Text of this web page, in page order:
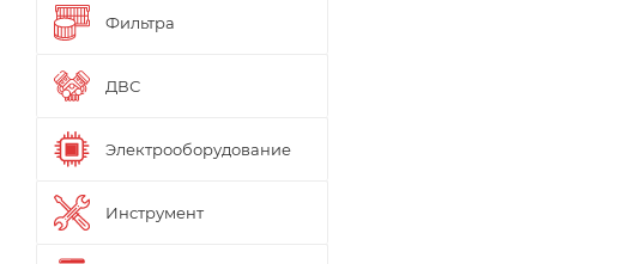
Фильтра
ДВС
Электрооборудование
Инструмент